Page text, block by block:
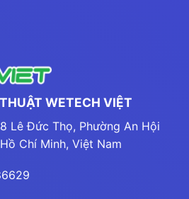
WETECH VIỆT
Lê Đức Thọ, Phường An Hội
Chí Minh, Việt Nam